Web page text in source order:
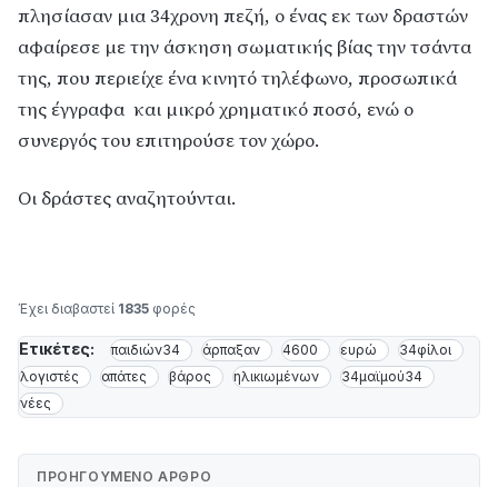
πλησίασαν μια 34χρονη πεζή, ο ένας εκ των δραστών
αφαίρεσε με την άσκηση σωματικής βίας την τσάντα
της, που περιείχε ένα κινητό τηλέφωνο, προσωπικά
της έγγραφα και μικρό χρηματικό ποσό, ενώ ο
συνεργός του επιτηρούσε τον χώρο.
Οι δράστες αναζητούνται.
Έχει διαβαστεί 1835 φορές
Ετικέτες: παιδιών34 άρπαξαν 4600 ευρώ
34φίλοι
λογιστές
απάτες βάρος ηλικιωμένων
34μαϊμού34
νέες
ΠΡΟΗΓΟΎΜΕΝΟ ΆΡΘΡΟ